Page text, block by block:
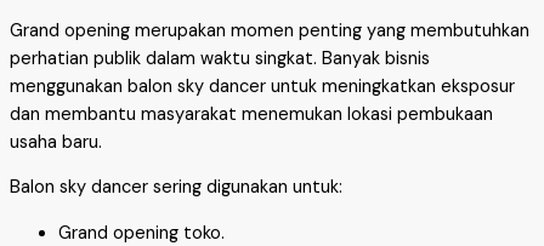
Grand opening merupakan momen penting yang membutuhkan
perhatian publik dalam waktu singkat. Banyak bisnis
menggunakan balon sky dancer untuk meningkatkan eksposur
dan membantu masyarakat menemukan lokasi pembukaan
usaha baru.
Balon sky dancer sering digunakan untuk:
Grand opening toko.